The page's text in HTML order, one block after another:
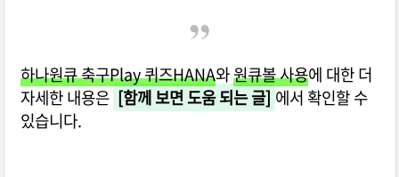
하나원큐 축구Play 퀴즈HANA와원큐볼 사용에 대한 더
자세한 내용은 [함께 보면 도움 되는 글] 에서 확인할 수
있습니다.